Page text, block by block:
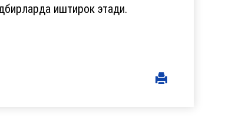
иштирок этади.